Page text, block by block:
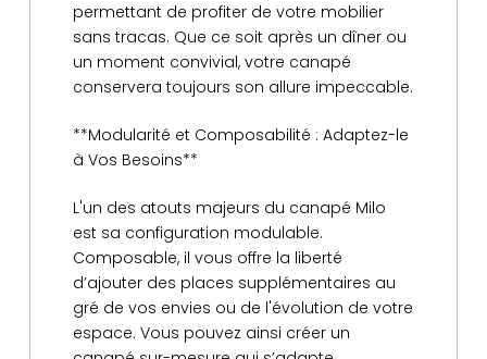
permettant de profiter de votre mobilier
sans tracas. Que ce soit après un dîner ou
un moment convivial, votre canapé
conservera toujours son allure impeccable.
**Modularité et Composabilité : Adaptez-le
à Vos Besoins**
L'un des atouts majeurs du canapé Milo
est sa configuration modulable.
Composable, il vous offre la liberté
d’ajouter des places supplémentaires au
gré de vos envies ou de l'évolution de votre
espace. Vous pouvez ainsi créer un